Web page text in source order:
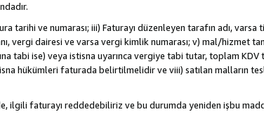
tarihi ve numarası; iii) Faturayı düzenleyen tarafın adı, varsa
vergi dairesi ve varsa vergi kimlik numarası; v) mal/hizmet
tabi ise) veya istisna uyarınca vergiye tabi tutar, toplam KDV
hükümleri faturada belirtilmelidir ve viii) satılan malların
ilgili faturayı reddedebiliriz ve bu durumda yeniden işbu